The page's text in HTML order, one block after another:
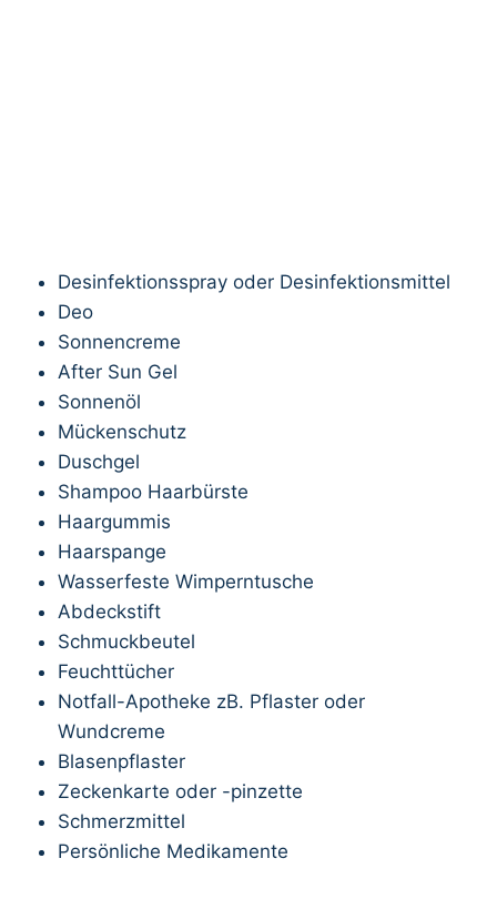
Desinfektionsspray oder Desinfektionsmittel
Deo
Sonnencreme
After Sun Gel
Sonnenöl
Mückenschutz
Duschgel
Shampoo Haarbürste
Haargummis
Haarspange
Wasserfeste Wimperntusche
Abdeckstift
Schmuckbeutel
Feuchttücher
Notfall-Apotheke zB. Pflaster oder
Wundcreme
Blasenpflaster
Zeckenkarte oder -pinzette
Schmerzmittel
Persönliche Medikamente